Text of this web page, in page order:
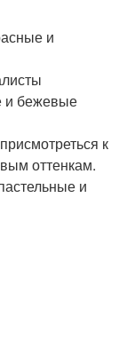
и
и бежевые
к
оттенкам.
и